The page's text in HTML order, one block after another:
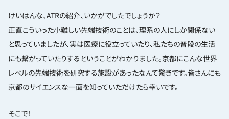
けいはんな、ATRの紹介、いかがでしたでしょうか？
正直こういった小難しい先端技術のことは、理系の人にしか関係ない
と思っていましたが、実は医療に役立っていたり、私たちの普段の生活
にも繋がっていたりするということがわかりました。京都にこんな世界
レベルの先端技術を研究する施設があったなんて驚きです。皆さんにも
京都のサイエンスな一面を知っていただけたら幸いです。
そこで！